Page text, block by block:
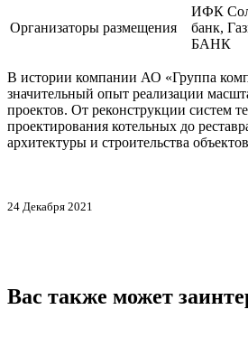
Организаторы размещения
ИФК
банк,
БАНК
В истории компании АО «Группа
значительный опыт реализации
проектов. От реконструкции систем
проектирования котельных до
архитектуры и строительства
24 Декабря 2021
Вас также может